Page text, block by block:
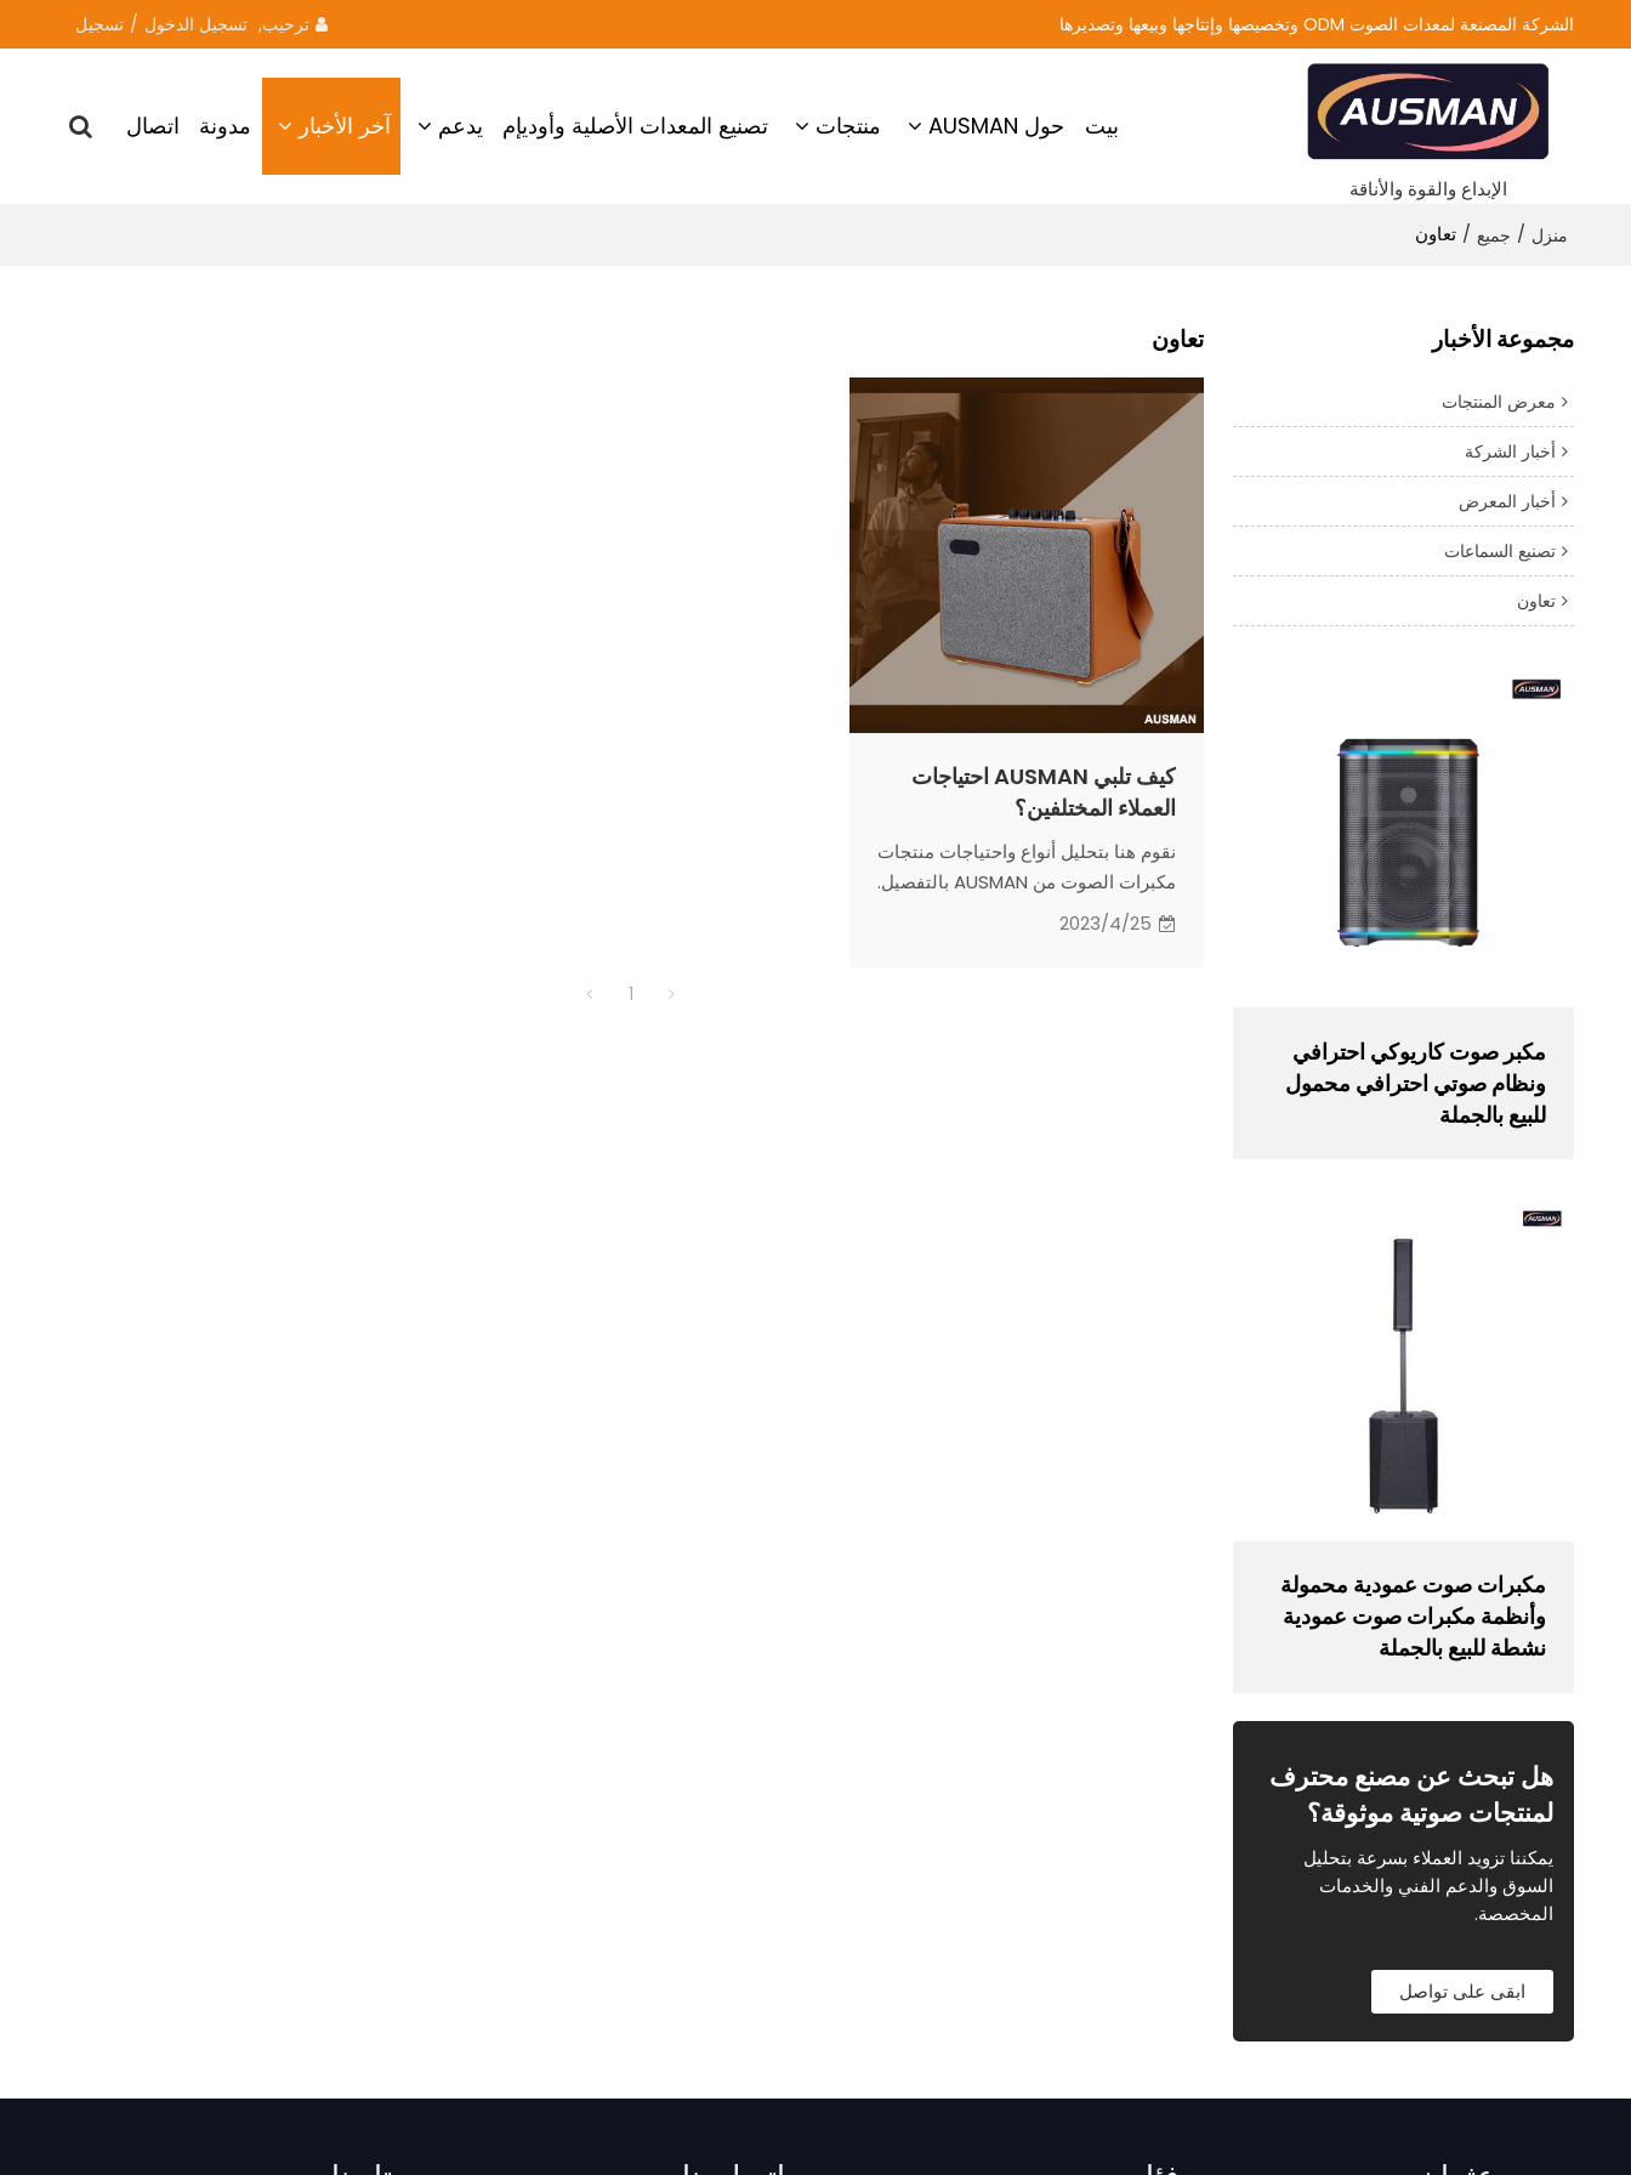
الشركة المصنعة لمعدات الصوت ODM وتخصيصها وإنتاجها وبيعها وتصديرها ترحيب, تسجيل الدخول / تسجيل
الإبداع والقوة والأناقة
بيت حول AUSMAN منتجات تصنيع المعدات الأصلية وأوديإم يدعم آخر الأخبار مدونة اتصال
منزل / جميع / تعاون
تعاون
كيف تلبي AUSMAN احتياجات
العملاء المختلفين؟
نقوم هنا بتحليل أنواع واحتياجات منتجات
مكبرات الصوت من AUSMAN بالتفصيل.
2023/4/25
1
مجموعة الأخبار
معرض المنتجات
أخبار الشركة
أخبار المعرض
تصنيع السماعات
تعاون
مكبر صوت كاريوكي احترافي
ونظام صوتي احترافي محمول
للبيع بالجملة
مكبرات صوت عمودية محمولة
وأنظمة مكبرات صوت عمودية
نشطة للبيع بالجملة
هل تبحث عن مصنع محترف
لمنتجات صوتية موثوقة؟
يمكننا تزويد العملاء بسرعة بتحليل
السوق والدعم الفني والخدمات
المخصصة.
ابقى على تواصل